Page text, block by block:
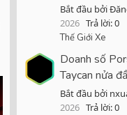
Bắt đầu bởi
2026 Trả lời: 0
Thế Giới Xe
Doanh số
Taycan nửa
Bắt đầu bởi
2026 Trả lời: 0